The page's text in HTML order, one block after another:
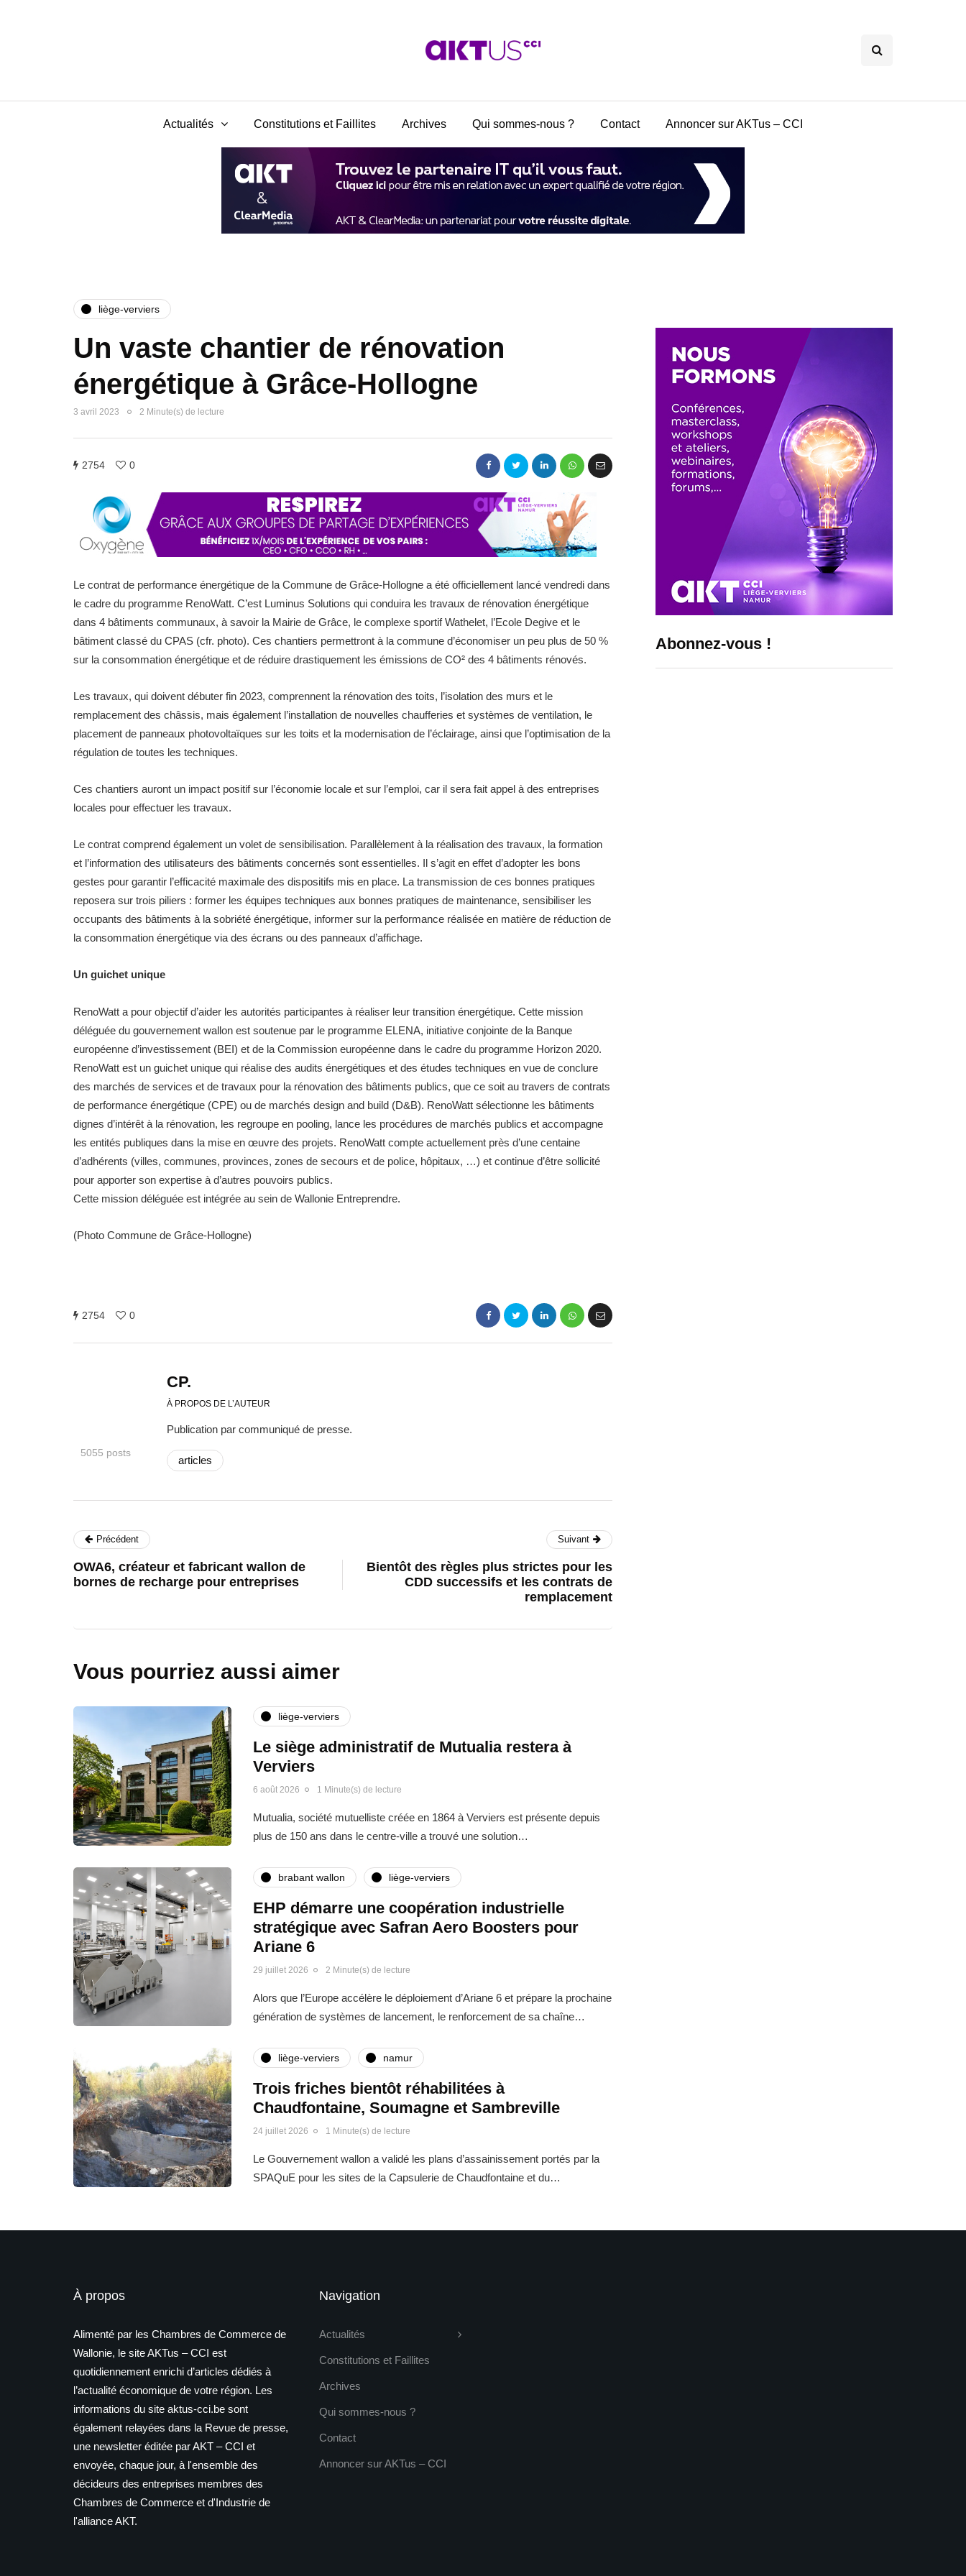
Actualités Constitutions et Faillites Archives Qui sommes-nous ? Contact Annoncer sur AKTus – CCI
liège-verviers
Un vaste chantier de rénovation
énergétique à Grâce-Hollogne
3 avril 2023 2 Minute(s) de lecture
2754 0
Le contrat de performance énergétique de la Commune de Grâce-Hollogne a été officiellement lancé vendredi dans
le cadre du programme RenoWatt. C’est Luminus Solutions qui conduira les travaux de rénovation énergétique
dans 4 bâtiments communaux, à savoir la Mairie de Grâce, le complexe sportif Wathelet, l’Ecole Degive et le
bâtiment classé du CPAS (cfr. photo). Ces chantiers permettront à la commune d’économiser un peu plus de 50 %
sur la consommation énergétique et de réduire drastiquement les émissions de CO² des 4 bâtiments rénovés.
Les travaux, qui doivent débuter fin 2023, comprennent la rénovation des toits, l’isolation des murs et le
remplacement des châssis, mais également l’installation de nouvelles chaufferies et systèmes de ventilation, le
placement de panneaux photovoltaïques sur les toits et la modernisation de l’éclairage, ainsi que l’optimisation de la
régulation de toutes les techniques.
Ces chantiers auront un impact positif sur l’économie locale et sur l’emploi, car il sera fait appel à des entreprises
locales pour effectuer les travaux.
Le contrat comprend également un volet de sensibilisation. Parallèlement à la réalisation des travaux, la formation
et l’information des utilisateurs des bâtiments concernés sont essentielles. Il s’agit en effet d’adopter les bons
gestes pour garantir l’efficacité maximale des dispositifs mis en place. La transmission de ces bonnes pratiques
reposera sur trois piliers : former les équipes techniques aux bonnes pratiques de maintenance, sensibiliser les
occupants des bâtiments à la sobriété énergétique, informer sur la performance réalisée en matière de réduction de
la consommation énergétique via des écrans ou des panneaux d’affichage.
Un guichet unique
RenoWatt a pour objectif d’aider les autorités participantes à réaliser leur transition énergétique. Cette mission
déléguée du gouvernement wallon est soutenue par le programme ELENA, initiative conjointe de la Banque
européenne d’investissement (BEI) et de la Commission européenne dans le cadre du programme Horizon 2020.
RenoWatt est un guichet unique qui réalise des audits énergétiques et des études techniques en vue de conclure
des marchés de services et de travaux pour la rénovation des bâtiments publics, que ce soit au travers de contrats
de performance énergétique (CPE) ou de marchés design and build (D&B). RenoWatt sélectionne les bâtiments
dignes d’intérêt à la rénovation, les regroupe en pooling, lance les procédures de marchés publics et accompagne
les entités publiques dans la mise en œuvre des projets. RenoWatt compte actuellement près d’une centaine
d’adhérents (villes, communes, provinces, zones de secours et de police, hôpitaux, …) et continue d’être sollicité
pour apporter son expertise à d’autres pouvoirs publics.
Cette mission déléguée est intégrée au sein de Wallonie Entreprendre.
(Photo Commune de Grâce-Hollogne)
2754 0
Abonnez-vous !
5055 posts
CP.
À PROPOS DE L’AUTEUR
Publication par communiqué de presse.
articles
Précédent
OWA6, créateur et fabricant wallon de
bornes de recharge pour entreprises
Suivant
Bientôt des règles plus strictes pour les
CDD successifs et les contrats de
remplacement
Vous pourriez aussi aimer
liège-verviers
Le siège administratif de Mutualia restera à
Verviers
6 août 2026 1 Minute(s) de lecture
Mutualia, société mutuelliste créée en 1864 à Verviers est présente depuis
plus de 150 ans dans le centre-ville a trouvé une solution…
brabant wallon liège-verviers
EHP démarre une coopération industrielle
stratégique avec Safran Aero Boosters pour
Ariane 6
29 juillet 2026 2 Minute(s) de lecture
Alors que l’Europe accélère le déploiement d’Ariane 6 et prépare la prochaine
génération de systèmes de lancement, le renforcement de sa chaîne…
liège-verviers namur
Trois friches bientôt réhabilitées à
Chaudfontaine, Soumagne et Sambreville
24 juillet 2026 1 Minute(s) de lecture
Le Gouvernement wallon a validé les plans d’assainissement portés par la
SPAQuE pour les sites de la Capsulerie de Chaudfontaine et du…
À propos
Alimenté par les Chambres de Commerce de
Wallonie, le site AKTus – CCI est
quotidiennement enrichi d’articles dédiés à
l’actualité économique de votre région. Les
informations du site aktus-cci.be sont
également relayées dans la Revue de presse,
une newsletter éditée par AKT – CCI et
envoyée, chaque jour, à l'ensemble des
décideurs des entreprises membres des
Chambres de Commerce et d'Industrie de
l'alliance AKT.
Navigation
Actualités
Constitutions et Faillites
Archives
Qui sommes-nous ?
Contact
Annoncer sur AKTus – CCI